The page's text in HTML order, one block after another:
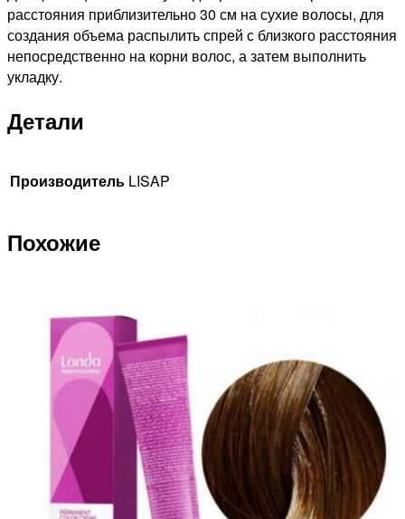
расстояния приблизительно 30 см на сухие волосы, для
создания объема распылить спрей с близкого расстояния
непосредственно на корни волос, а затем выполнить
укладку.
Детали
Производитель LISAP
Похожие